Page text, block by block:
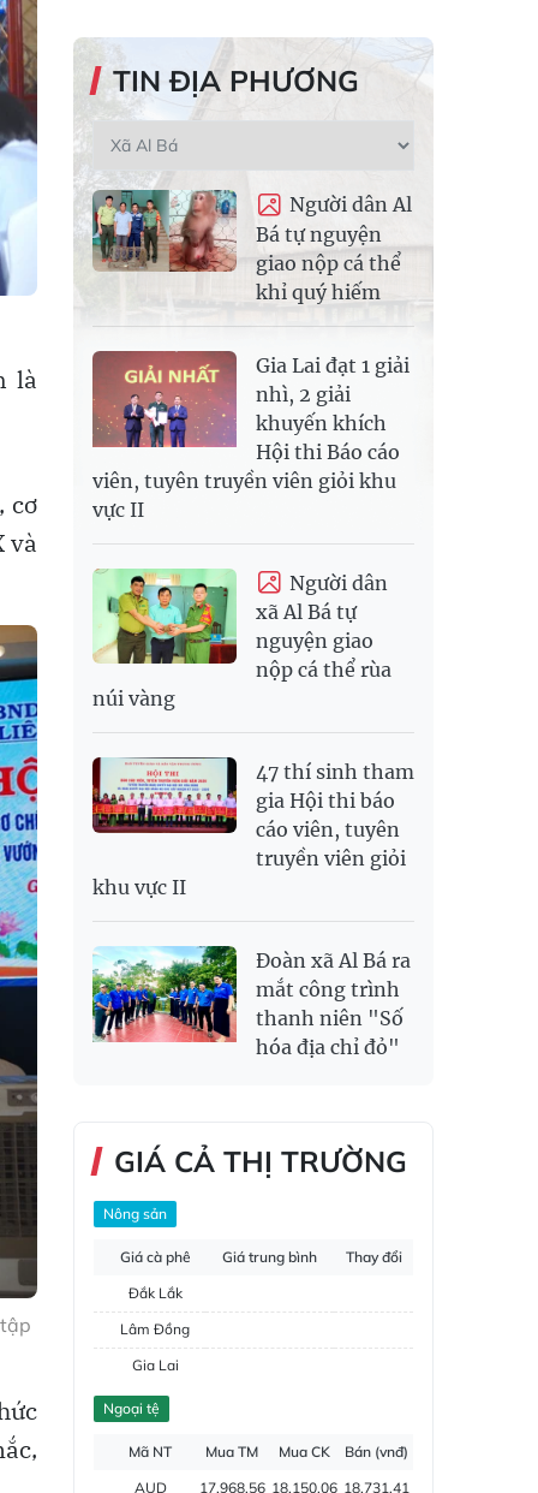
là
cơ
và
TIN ĐỊA PHƯƠNG
Người dân Al
Bá tự nguyện
giao nộp cá thể
khỉ quý hiếm
Gia Lai đạt 1 giải
nhì, 2 giải
khuyến khích
Hội thi Báo cáo
viên, tuyên truyền viên giỏi khu
vực II
Người dân
xã Al Bá tự
nguyện giao
nộp cá thể rùa
núi vàng
47 thí sinh tham
gia Hội thi báo
cáo viên, tuyên
truyền viên giỏi
khu vực II
Đoàn xã Al Bá ra
mắt công trình
thanh niên "Số
hóa địa chỉ đỏ"
GIÁ CẢ THỊ TRƯỜNG
Nông sản
Giá cà phê Giá trung bình
Thay đổi
Đắk Lắk
Lâm Đồng
Gia Lai
Đắk Nông
Ngoại tệ
Mã NT Mua TM Mua CK
Bán (vnđ)
AUD
17,968.56 18,150.06 18,731.41